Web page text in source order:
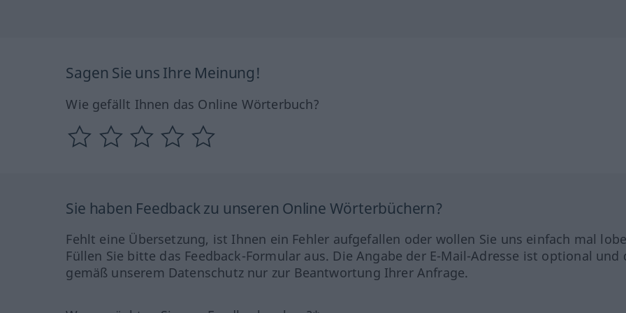
Sagen Sie uns Ihre Meinung!
Wie gefällt Ihnen das Online Wörterbuch?
Sie haben Feedback zu unseren Online Wörterbüchern?
Fehlt eine Übersetzung, ist Ihnen ein Fehler aufgefallen oder wollen Sie uns einfach mal
Füllen Sie bitte das Feedback-Formular aus. Die Angabe der E-Mail-Adresse ist optional und
gemäß unserem Datenschutz nur zur Beantwortung Ihrer Anfrage.